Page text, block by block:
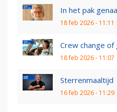
In het pak
18 feb 2026 - 11:11
Crew change of
18 feb 2026 - 11:07
Sterrenmaaltijd
16 feb 2026 - 11:29